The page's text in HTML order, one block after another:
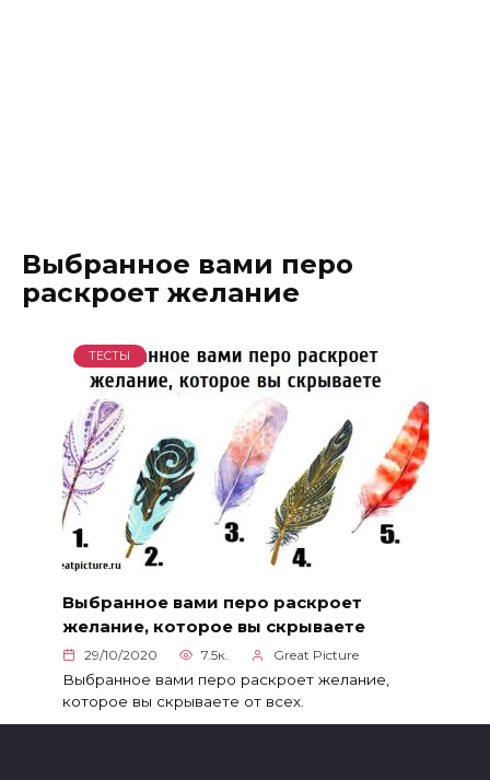
Выбранное вами перо
раскроет желание
ТЕСТЫ
Выбранное вами перо раскроет
желание, которое вы скрываете
29/10/2020 7.5к. Great Picture
Выбранное вами перо раскроет желание,
которое вы скрываете от всех.